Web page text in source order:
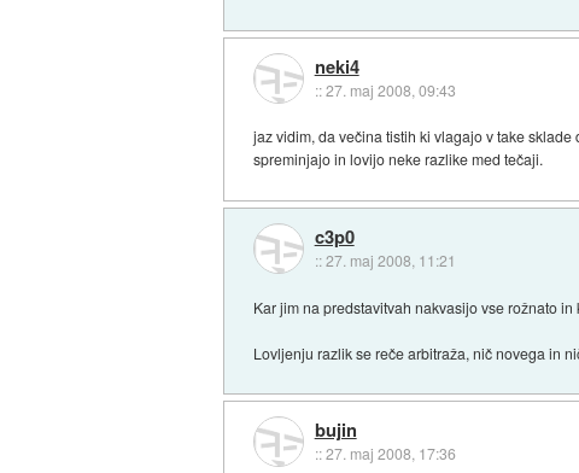
neki4
::27. maj 2008, 09:43
jaz vidim, da večina tistih ki vlagajo v take
spreminjajo in lovijo neke razlike med tečaji.
c3p0
::27. maj 2008, 11:21
Kar jim na predstavitvah nakvasijo vse rožnato
Lovljenju razlik se reče arbitraža, nič novega in
bujin
::27. maj 2008, 17:36